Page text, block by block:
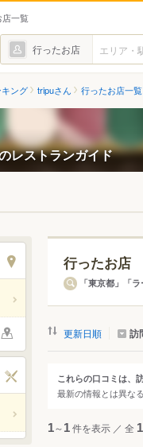
店一覧
ログ 行ったお店
ング tripuさん 行ったお店一覧
レストランガイド
エリアから探す
銀座・新橋・
東京・日本橋
渋谷・恵比寿
池袋～高田馬場
ジャンルから探
すべて ラーメン
行ったお店
「東京都」「
更新日順 訪
これらの口コミは、
最新の情報とは異な
1～1件を表示 ／ 全 1